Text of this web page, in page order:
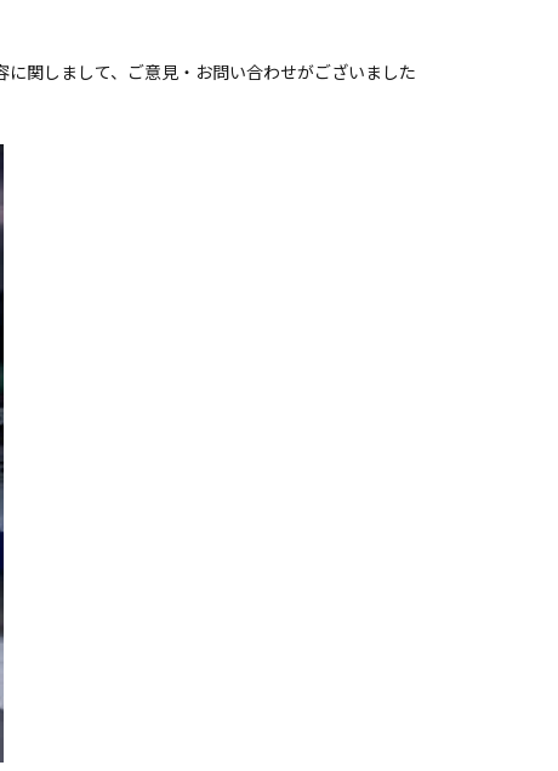
関しまして、ご意見・お問い合わせがございました